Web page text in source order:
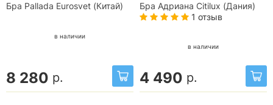
Бра Pallada Eurosvet (Китай)
в наличии
8 280 р.
Бра Адриана Citilux (Дания)
1 отзыв
в наличии
4 490 р.